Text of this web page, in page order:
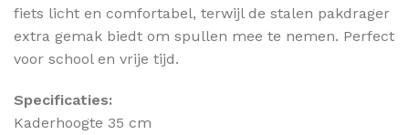
fiets licht en comfortabel, terwijl de stalen pakdrager
extra gemak biedt om spullen mee te nemen. Perfect
voor school en vrije tijd.
Specificaties:
Kaderhoogte 35 cm